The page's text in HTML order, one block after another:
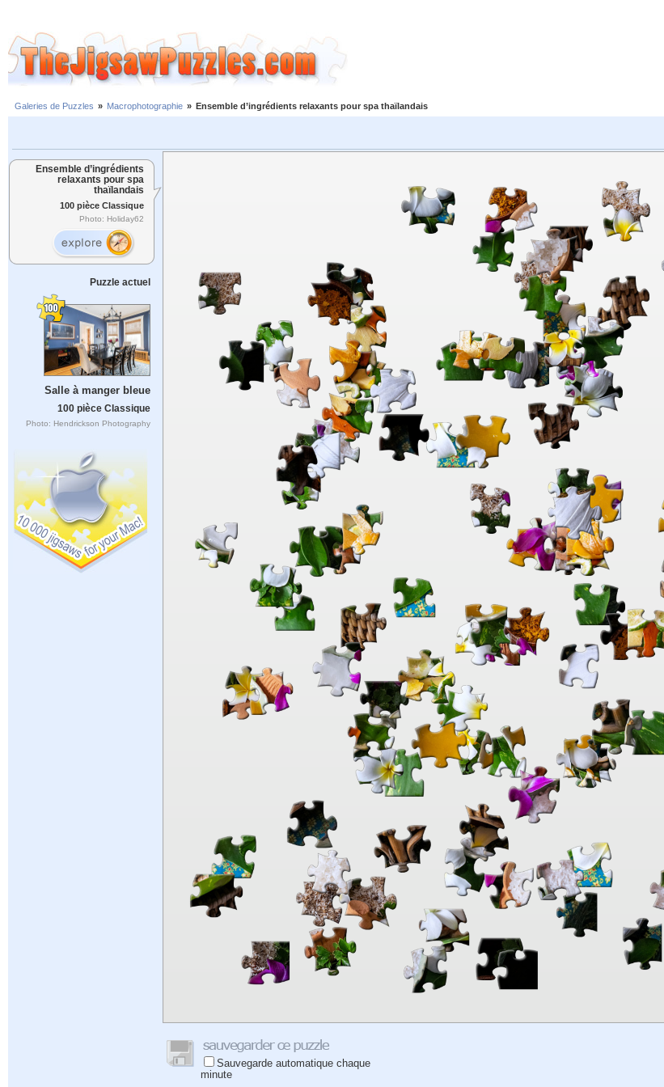
Galeries de Puzzles » Macrophotographie » Ensemble d’ingrédients relaxants pour spa thaïlandais
Ensemble d’ingrédients
relaxants pour spa
thaïlandais
100 pièce Classique
Photo: Holiday62
Puzzle actuel
Salle à manger bleue
100 pièce Classique
Photo: Hendrickson Photography
Sauvegarde automatique chaque
minute